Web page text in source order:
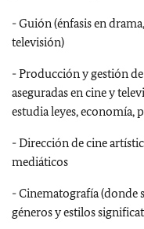
-Guión (énfasis en
televisión)
-Producción y gestión
aseguradas en cine y
estudia leyes, economía,
-Dirección de cine
mediáticos
-Cinematografía (donde
géneros y estilos